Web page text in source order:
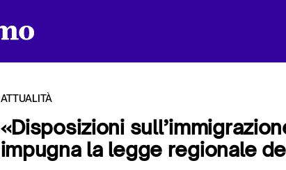
ATTUALITÀ
«Disposizioni
impugna la legge regionale